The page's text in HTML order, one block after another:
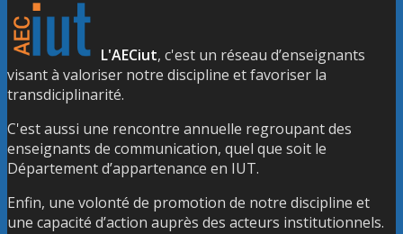
L'AECiut, c'est un réseau d’enseignants
visant à valoriser notre discipline et favoriser la
transdiciplinarité.
C'est aussi une rencontre annuelle regroupant des
enseignants de communication, quel que soit le
Département d’appartenance en IUT.
Enfin, une volonté de promotion de notre discipline et
une capacité d’action auprès des acteurs institutionnels.